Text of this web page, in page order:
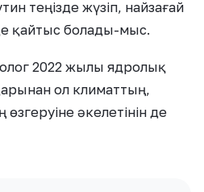
теңізде жүзіп, найзағай
қайтыс болады-мыс.
2022 жылы ядролық
ол климаттың,
әкелетінін де